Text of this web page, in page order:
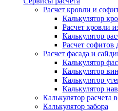
Расчет кровли и
Калькулятор
Расчет кровли
Калькулятор
Расчет
Расчет фасада и
Калькулятор
Калькулятор
Калькулятор
Калькулятор
Калькулятор расчета
Калькулятор забора